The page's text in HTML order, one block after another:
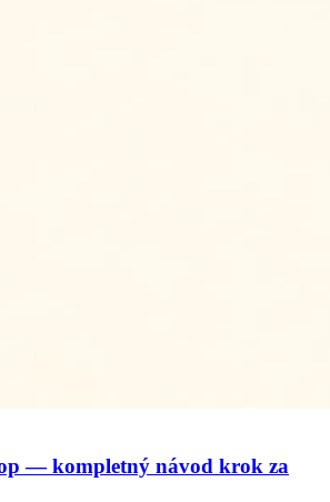
— kompletný návod krok za